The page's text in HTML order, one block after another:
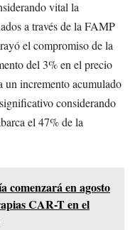
vital la
a través de la FAMP
el compromiso de la
del 3% en el precio
un incremento acumulado
considerando
el 47% de la
comenzará en agosto
CAR-T en el